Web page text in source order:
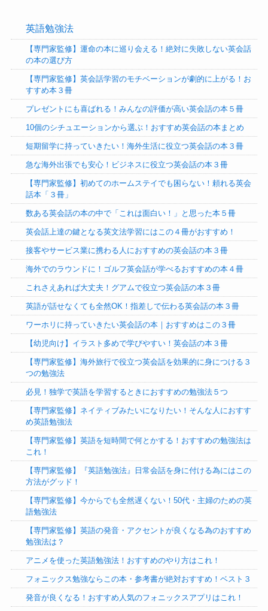
英語勉強法
【専門家監修】運命の本に巡り会える！絶対に失敗しない英会話
の本の選び方
【専門家監修】英会話学習のモチベーションが劇的に上がる！お
すすめ本３冊
プレゼントにも喜ばれる！みんなの評価が高い英会話の本５冊
10個のシチュエーションから選ぶ！おすすめ英会話の本まとめ
短期留学に持っていきたい！海外生活に役立つ英会話の本３冊
急な海外出張でも安心！ビジネスに役立つ英会話の本３冊
【専門家監修】初めてのホームステイでも困らない！頼れる英会
話本「３冊」
数ある英会話の本の中で「これは面白い！」と思った本５冊
英会話上達の鍵となる英文法学習にはこの４冊がおすすめ！
接客やサービス業に携わる人におすすめの英会話の本３冊
海外でのラウンドに！ゴルフ英会話が学べるおすすめの本４冊
これさえあれば大丈夫！グアムで役立つ英会話の本３冊
英語が話せなくても全然OK！指差しで伝わる英会話の本３冊
ワーホリに持っていきたい英会話の本｜おすすめはこの３冊
【幼児向け】イラスト多めで学びやすい！英会話の本３冊
【専門家監修】海外旅行で役立つ英会話を効果的に身につける３
つの勉強法
必見！独学で英語を学習するときにおすすめの勉強法５つ
【専門家監修】ネイティブみたいになりたい！そんな人におすす
め英語勉強法
【専門家監修】英語を短時間で何とかする！おすすめの勉強法は
これ！
【専門家監修】『英語勉強法』日常会話を身に付ける為にはこの
方法がグッド！
【専門家監修】今からでも全然遅くない！50代・主婦のための英
語勉強法
【専門家監修】英語の発音・アクセントが良くなる為のおすすめ
勉強法は？
アニメを使った英語勉強法！おすすめのやり方はこれ！
フォニックス勉強ならこの本・参考書が絶対おすすめ！ベスト３
発音が良くなる！おすすめ人気のフォニックスアプリはこれ！